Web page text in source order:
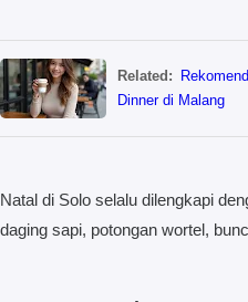
Related:
Dinner di Malang
Natal di Solo selalu dilengkapi
daging sapi, potongan wortel,